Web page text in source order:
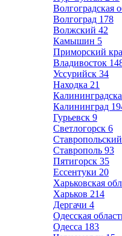
Волгоградская
Волгоград 178
Волжский 42
Камышин 5
Приморский
Владивосток
Уссурийск 34
Находка 21
Калининград
Гурьевск 9
Светлогорск 6
Ставрополь 93
Пятигорск 35
Ессентуки 20
Харьковская
Харьков 214
Дергачи 4
Одесская
Одесса 183